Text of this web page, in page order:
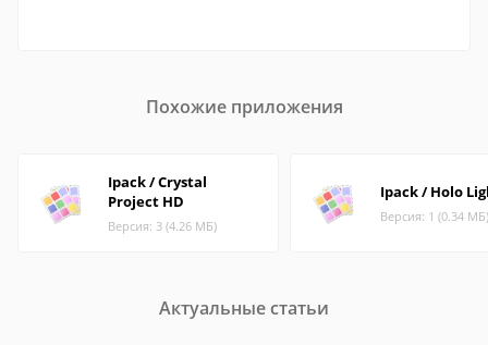
Похожие приложения
Ipack / Crystal
Project HD
Версия: 3 (4.26 МБ)
Ipack / Holo
Версия: 1 (0.34 МБ)
Актуальные статьи